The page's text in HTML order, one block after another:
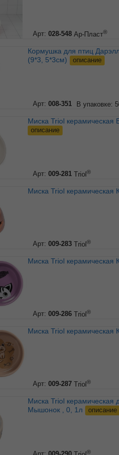
Арт: 028-548 Ар-Пласт®
Кормушка для птиц Дарэлл прямоугольная, в клетку
(9*3, 5*3см)
описание
Арт: 008-351 В упаковке:
Миска Triol
описание
Арт: 009-281 Triol®
Миска Triol
Арт: 009-283 Triol®
Миска Triol
Арт: 009-286 Triol®
Миска Triol
Арт: 009-287 Triol®
Миска Triol керамическая для мелких животных
Мышонок , 0, 1л
описание
®